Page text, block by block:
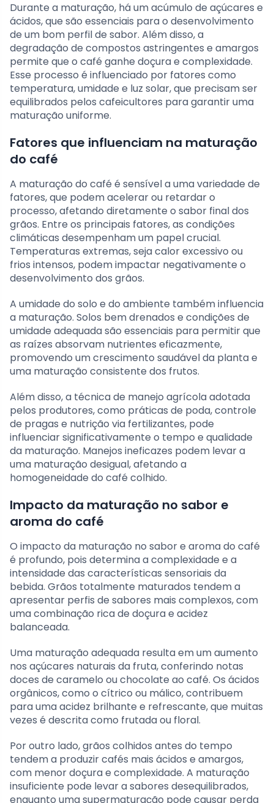
Durante a maturação, há um acúmulo de açúcares e
ácidos, que são essenciais para o desenvolvimento
de um bom perfil de sabor. Além disso, a
degradação de compostos astringentes e amargos
permite que o café ganhe doçura e complexidade.
Esse processo é influenciado por fatores como
temperatura, umidade e luz solar, que precisam ser
equilibrados pelos cafeicultores para garantir uma
maturação uniforme.
Fatores que influenciam na maturação
do café
A maturação do café é sensível a uma variedade de
fatores, que podem acelerar ou retardar o
processo, afetando diretamente o sabor final dos
grãos. Entre os principais fatores, as condições
climáticas desempenham um papel crucial.
Temperaturas extremas, seja calor excessivo ou
frios intensos, podem impactar negativamente o
desenvolvimento dos grãos.
A umidade do solo e do ambiente também influencia
a maturação. Solos bem drenados e condições de
umidade adequada são essenciais para permitir que
as raízes absorvam nutrientes eficazmente,
promovendo um crescimento saudável da planta e
uma maturação consistente dos frutos.
Além disso, a técnica de manejo agrícola adotada
pelos produtores, como práticas de poda, controle
de pragas e nutrição via fertilizantes, pode
influenciar significativamente o tempo e qualidade
da maturação. Manejos ineficazes podem levar a
uma maturação desigual, afetando a
homogeneidade do café colhido.
Impacto da maturação no sabor e
aroma do café
O impacto da maturação no sabor e aroma do café
é profundo, pois determina a complexidade e a
intensidade das características sensoriais da
bebida. Grãos totalmente maturados tendem a
apresentar perfis de sabores mais complexos, com
uma combinação rica de doçura e acidez
balanceada.
Uma maturação adequada resulta em um aumento
nos açúcares naturais da fruta, conferindo notas
doces de caramelo ou chocolate ao café. Os ácidos
orgânicos, como o cítrico ou málico, contribuem
para uma acidez brilhante e refrescante, que muitas
vezes é descrita como frutada ou floral.
Por outro lado, grãos colhidos antes do tempo
tendem a produzir cafés mais ácidos e amargos,
com menor doçura e complexidade. A maturação
insuficiente pode levar a sabores desequilibrados,
enquanto uma supermaturação pode causar perda